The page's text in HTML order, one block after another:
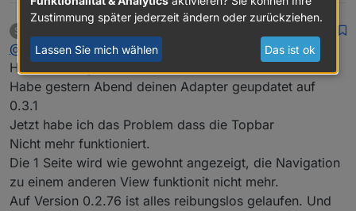
S
Offline zuletzt editiert von Scrounger
@
Scrounger
Hallo scrounger
Habe gestern Abend deinen Adapter geupdatet auf
0.3.1
Jetzt habe ich das Problem dass die Topbar
Nicht mehr funktioniert.
Die 1 Seite wird wie gewohnt angezeigt, die Navigation
zu einem anderen View funktionit nicht mehr.
Auf Version 0.2.76 ist alles reibungslos gelaufen. Und
Zustimmung später jederzeit ändern oder zurückziehen.
Lassen Sie mich wählen Das ist ok